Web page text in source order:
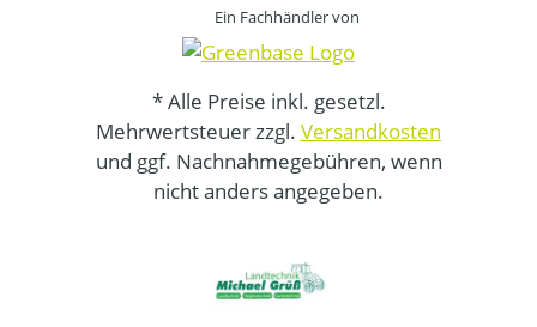
Ein Fachhändler von
* Alle Preise inkl. gesetzl.
Mehrwertsteuer zzgl. Versandkosten
und ggf. Nachnahmegebühren, wenn
nicht anders angegeben.